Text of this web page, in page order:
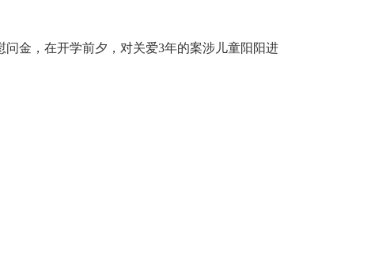
金，在开学前夕，对关爱3年的案涉儿童阳阳进